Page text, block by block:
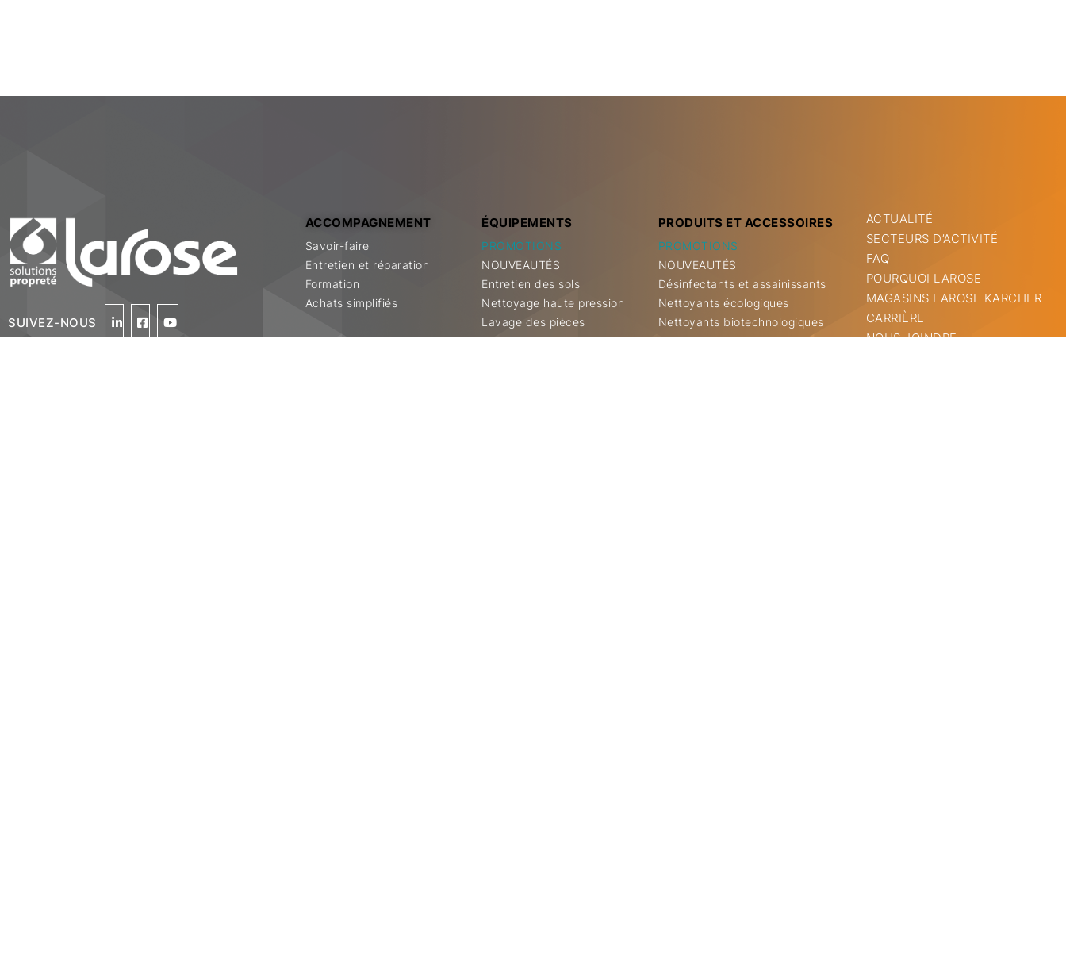
SUIVEZ-NOUS
ACCOMPAGNEMENT
Savoir-faire
Entretien et réparation
Formation
Achats simplifiés
ÉQUIPEMENTS
PROMOTIONS
NOUVEAUTÉS
Entretien des sols
Nettoyage haute pression
Lavage des pièces
Appareils de désinfection
PRODUITS ET ACCESSOIRES
PROMOTIONS
NOUVEAUTÉS
Désinfectants et assainissants
Nettoyants écologiques
Nettoyants biotechnologiques
Nettoyants et dégraissants
ACTUALITÉ
SECTEURS D’ACTIVITÉ
FAQ
POURQUOI LAROSE
MAGASINS LAROSE KARCHER
CARRIÈRE
NOUS JOINDRE